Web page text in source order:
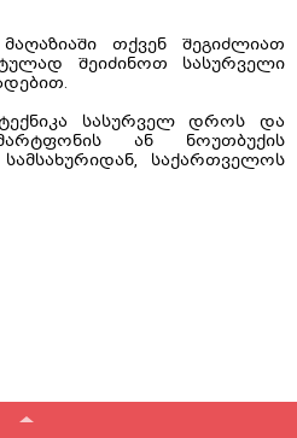
თქვენ შეგიძლიათ
შეიძინოთ სასურველი
სასურველ დროს და
ან ნოუთბუქის
საქართველოს